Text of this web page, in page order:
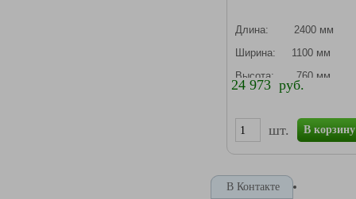
Длина: 2400 мм
Ширина: 1100 мм
Высота: 760 мм
24 973 руб.
шт. В корзину
В Контакте